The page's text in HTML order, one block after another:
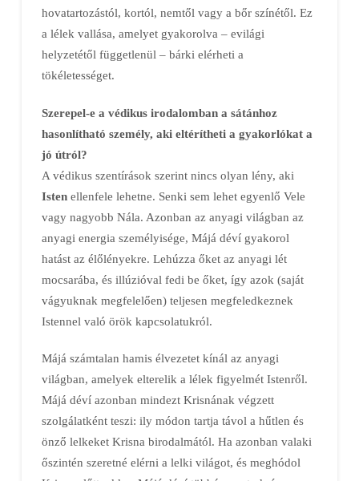
hovatartozástól, kortól, nemtől vagy a bőr színétől. Ez
a lélek vallása, amelyet gyakorolva – evilági
helyzetétől függetlenül – bárki elérheti a
tökéletességet.
Szerepel-e a védikus irodalomban a sátánhoz
hasonlítható személy, aki eltérítheti a gyakorlókat a
jó útról?
A védikus szentírások szerint nincs olyan lény, aki
Istenellenfele lehetne. Senki sem lehet egyenlő Vele
vagy nagyobb Nála. Azonban az anyagi világban az
anyagi energia személyisége, Májá déví gyakorol
hatást az élőlényekre. Lehúzza őket az anyagi lét
mocsarába, és illúzióval fedi be őket, így azok (saját
vágyuknak megfelelően) teljesen megfeledkeznek
Istennel való örök kapcsolatukról.
Májá számtalan hamis élvezetet kínál az anyagi
világban, amelyek elterelik a lélek figyelmét Istenről.
Májá déví azonban mindezt Krisnának végzett
szolgálatként teszi: ily módon tartja távol a hűtlen és
önző lelkeket Krisna birodalmától. Ha azonban valaki
őszintén szeretné elérni a lelki világot, és meghódol